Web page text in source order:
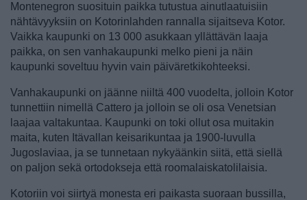
Montenegron suosituin paikka tutustua ainutlaatuisiin
nähtävyyksiin on Kotorinlahden rannalla sijaitseva Kotor.
Vaikka kaupunki on 13 000 asukkaan yllättävän laaja
paikka, on sen vanhakaupunki melko pieni ja näin
kaupunki soveltuu hyvin vain päiväretkikohteeksi.
Vanhakaupunki on jäänne niiltä 400 vuodelta, jolloin Kotor
tunnettiin nimellä Cattero ja jolloin se oli osa Venetsian
laajaa valtakuntaa. Kaupunki on toki ollut osa muitakin
maita, kuten Itävallan keisarikuntaa ja 1900-luvulla
Jugoslaviaa, ja se tunnetaan nykyäänkin siitä, että siellä
on paljon sekä ortodokseja että roomalaiskatolilaisia.
Kotoriin voi siirtyä monesta eri paikasta suoraan bussilla,